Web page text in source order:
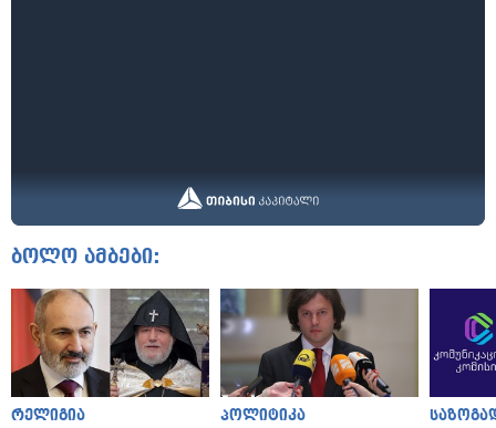
ბოლო ამბები:
რელიგია პოლიტიკა